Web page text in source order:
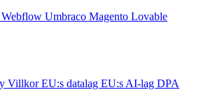
Webflow Umbraco Magento Lovable
VillkorEU:s datalag EU:s AI-lag DPA